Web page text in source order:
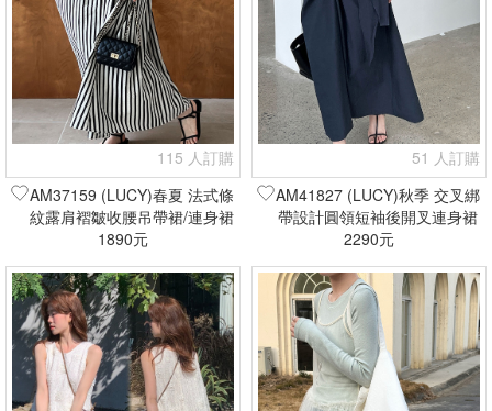
115 人訂購
AM37159 (LUCY)春夏 法式條
紋露肩褶皺收腰吊帶裙/連身裙
(現貨+預購)
1890元
51 人訂購
AM41827 (LUCY)秋季 交叉綁
帶設計圓領短袖後開叉連身裙
(現貨+預購)
2290元